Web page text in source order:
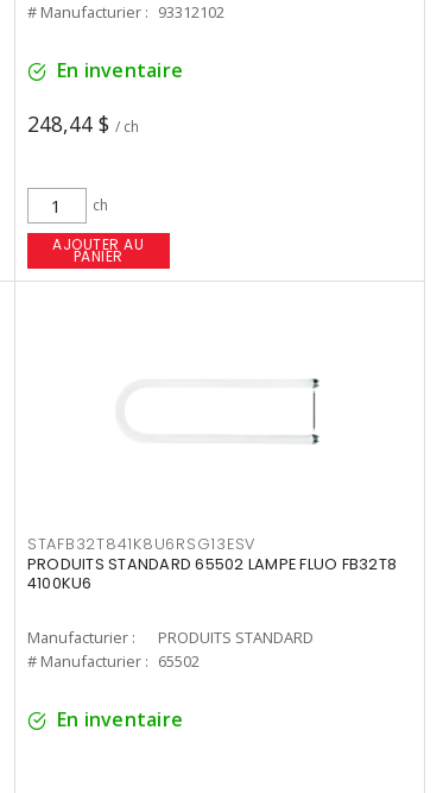
# Manufacturier : 93312102
En inventaire
248,44 $ / ch
ch
AJOUTER AU
PANIER
STAFB32T841K8U6RSG13ESV
PRODUITS STANDARD 65502 LAMPE FLUO FB32T8
4100KU6
Manufacturier :
PRODUITS STANDARD
# Manufacturier : 65502
En inventaire